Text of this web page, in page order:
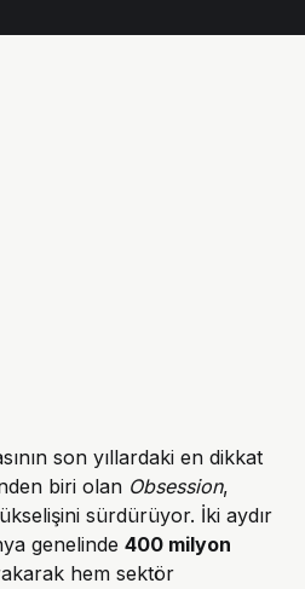
son yıllardaki en dikkat
biri olan Obsession,
sürdürüyor. İki aydır
genelinde400 milyon
hem sektör